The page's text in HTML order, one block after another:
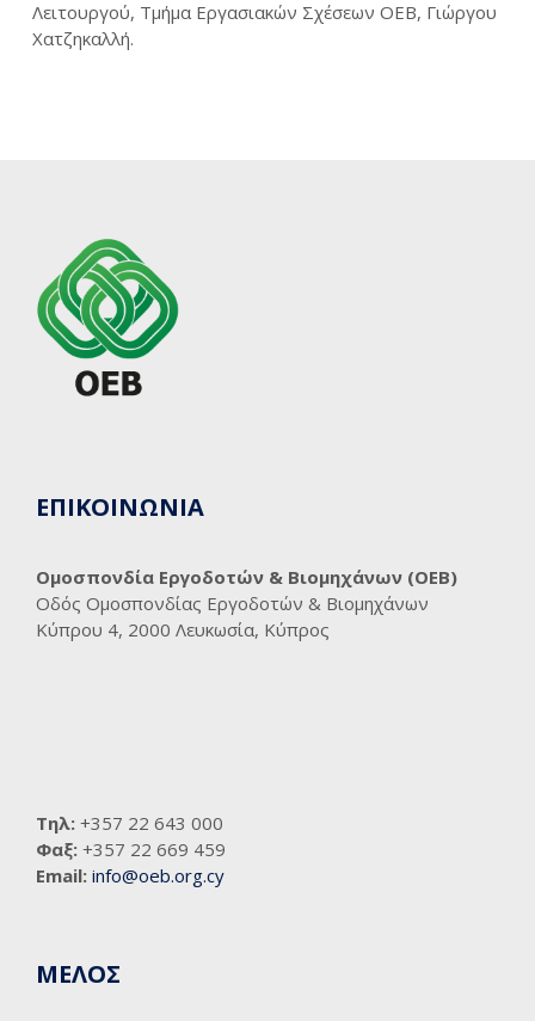
Λειτουργού, Τμήμα Εργασιακών Σχέσεων ΟΕΒ, Γιώργου
Χατζηκαλλή.
ΕΠΙΚΟΙΝΩΝΙΑ
Ομοσπονδία Εργοδοτών & Βιομηχάνων (ΟΕΒ)
Οδός Ομοσπονδίας Εργοδοτών & Βιομηχάνων
Κύπρου 4, 2000 Λευκωσία, Κύπρος
Τηλ: +357 22 643 000
Φαξ: +357 22 669 459
Email: info@oeb.org.cy
ΜΕΛΟΣ